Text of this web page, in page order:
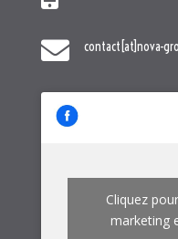
 contact[at]nova-
Cliquez
marketing